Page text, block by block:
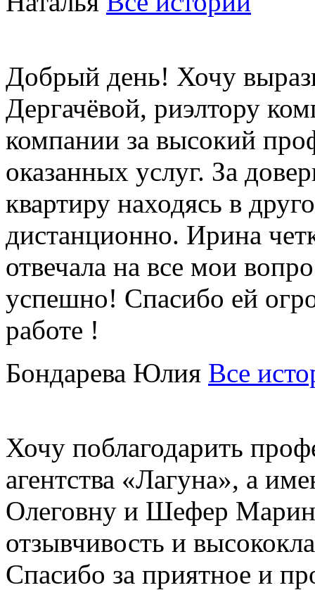
Добрый день! Хочу
Дергачёвой, риэлтору
компании за высокий
оказанных услуг. За
квартиру находясь в
дистанционно. Ирина
отвечала на все мои
успешно! Спасибо ей
работе !
Бондарева Юлия Все
Хочу поблагодарить
агентства «Лагуна», а
Олеговну и Шефер
отзывчивость и
Спасибо за приятное и